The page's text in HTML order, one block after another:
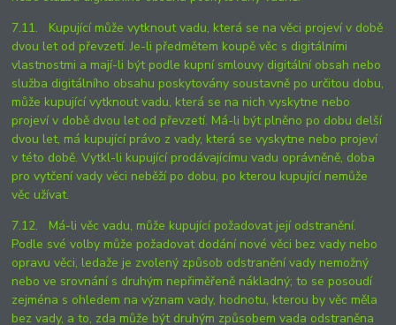
7.11. Kupující může vytknout vadu, která se na věci projeví v době
dvou let od převzetí. Je-li předmětem koupě věc s digitálními
vlastnostmi a mají-li být podle kupní smlouvy digitální obsah nebo
služba digitálního obsahu poskytovány soustavně po určitou dobu,
může kupující vytknout vadu, která se na nich vyskytne nebo
projeví v době dvou let od převzetí. Má-li být plněno po dobu delší
dvou let, má kupující právo z vady, která se vyskytne nebo projeví
v této době. Vytkl-li kupující prodávajícímu vadu oprávněně, doba
pro vytčení vady věci neběží po dobu, po kterou kupující nemůže
věc užívat.
7.12. Má-li věc vadu, může kupující požadovat její odstranění.
Podle své volby může požadovat dodání nové věci bez vady nebo
opravu věci, ledaže je zvolený způsob odstranění vady nemožný
nebo ve srovnání s druhým nepřiměřeně nákladný; to se posoudí
zejména s ohledem na význam vady, hodnotu, kterou by věc měla
bez vady, a to, zda může být druhým způsobem vada odstraněna